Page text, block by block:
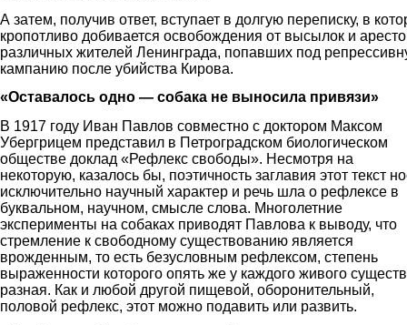
А затем, получив ответ, вступает в долгую переписку, в
кропотливо добивается освобождения от высылок и
различных жителей Ленинграда, попавших под
кампанию после убийства Кирова.
«Оставалось одно — собака не выносила привязи»
В 1917 году Иван Павлов совместно с доктором Максом
Убергрицем представил в Петроградском биологическом
обществе доклад «Рефлекс свободы». Несмотря на
некоторую, казалось бы, поэтичность заглавия этот текст
исключительно научный характер и речь шла о рефлексе в
буквальном, научном, смысле слова. Многолетние
эксперименты на собаках приводят Павлова к выводу, что
стремление к свободному существованию является
врожденным, то есть безусловным рефлексом, степень
выраженности которого опять же у каждого живого
разная. Как и любой другой пищевой, оборонительный,
половой рефлекс, этот можно подавить или развить.